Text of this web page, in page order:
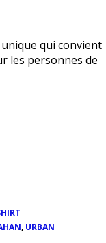
unique qui convient
les personnes de
, URBAN